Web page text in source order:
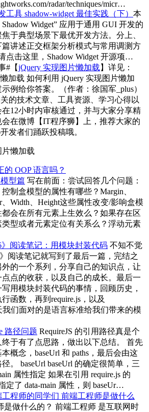
radar/techniques/micr…
工具 shadow-widget 最佳实践（下） 本
Shadow Widget” 应用于通用 GUI 开发的
于典型场景下最优开发方法。分上、
讲述正交框架分析模式与常用调测方
点击这里，Shadow Widget 开源项…
#【jQuery 实现图片懒加载 】详见：
加载 如何利用 jQuery 实现图片懒加
例给你答案。（作者：徐国军_plus）
的技术文章、工具资源、学习心得以
12小时内审核通过，并与大家分享精
在微博【IT程序狮】上，推荐大家的
发者们踊跃投稿哦。
的 OOP 语言吗？
型篇 写在前面：尝试回答几个问题：
制盒模型的属性有哪些？Margin、
、Width、Height这些属性改变/影响盒模
会在所有元素上生效么？如果存在区
型或者元素定位有关系么？浮动元素
》阅读笔记：用模块封装代码 不知不觉
》阅读笔记就写到了最后一篇，完结之
的一个系列，分享自己的知识点，让
点的收获，以及自己的成长。最后一
用模块封装代码的事情，回顾历史，
函数，再到require.js，以及
我们面对的是语言标准给我们带来的模
路径问题 RequireJS 的引用路径真是个
于有了点思路，做出以下总结。 首先
概念，baseUrl 和 paths，最后会由这
。 baseUrl baseUrl 的确定很简单，三
属性指定 如果在引用 require.js 的
定了 data-main 属性，则 baseUr…
程师的同学们 前端工程师是做什么
是做什么的？ 前端工程师 是互联网时